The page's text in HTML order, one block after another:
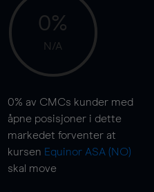
0%
N/A
0% av CMCs kunder med
åpne posisjoner i dette
markedet forventer at
kursen Equinor ASA (NO)
skal move